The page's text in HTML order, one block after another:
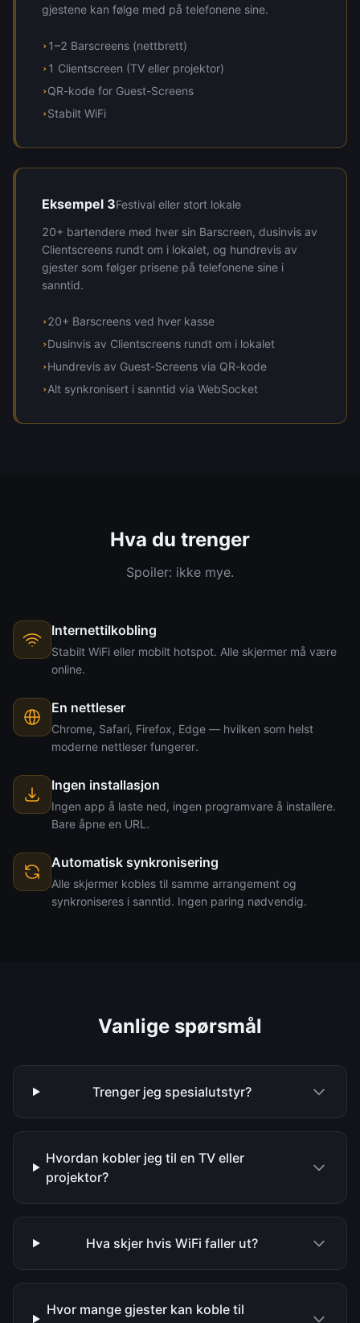
gjestene kan følge med på telefonene sine.
› 1–2 Barscreens (nettbrett)
› 1 Clientscreen (TV eller projektor)
›QR-kode for Guest-Screens
›Stabilt WiFi
Eksempel 3Festival eller stort lokale
20+ bartendere med hver sin Barscreen, dusinvis av
Clientscreens rundt om i lokalet, og hundrevis av
gjester som følger prisene på telefonene sine i
sanntid.
›20+ Barscreens ved hver kasse
›Dusinvis av Clientscreens rundt om i lokalet
›Hundrevis av Guest-Screens via QR-kode
›Alt synkronisert i sanntid via WebSocket
Hva du trenger
Spoiler: ikke mye.
Internettilkobling
Stabilt WiFi eller mobilt hotspot. Alle skjermer må være
online.
En nettleser
Chrome, Safari, Firefox, Edge — hvilken som helst
moderne nettleser fungerer.
Ingen installasjon
Ingen app å laste ned, ingen programvare å installere.
Bare åpne en URL.
Automatisk synkronisering
Alle skjermer kobles til samme arrangement og
synkroniseres i sanntid. Ingen paring nødvendig.
Vanlige spørsmål
Trenger jeg spesialutstyr?
Hvordan kobler jeg til en TV eller
projektor?
Hva skjer hvis WiFi faller ut?
Hvor mange gjester kan koble til